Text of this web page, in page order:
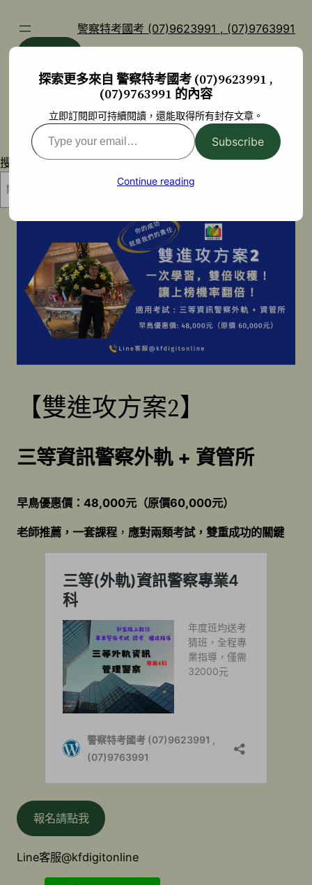
警察特考國考 (07)9623991 , (07)9763991
搜尋
【雙進攻方案2】
三等資訊警察外軌 + 資管所
早鳥優惠價：48,000元（原價60,000元）
老師推薦，一套課程 ， 應對兩類考試，雙重成功的關鍵
報名請點我
Line客服@kfdigitonline
探索更多來自 警察特考國考 (07)9623991 ,
(07)9763991 的內容
立即訂閱即可持續閱讀，還能取得所有封存文章。
Type
your
Subscribe
Continue reading